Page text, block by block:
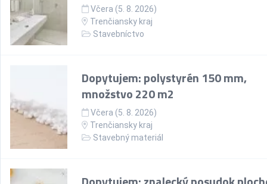
Včera (5. 8. 2026)
Trenčiansky kraj
Stavebníctvo
Dopytujem: polystyrén 150 mm,
množstvo 220 m2
Včera (5. 8. 2026)
Trenčiansky kraj
Stavebný materiál